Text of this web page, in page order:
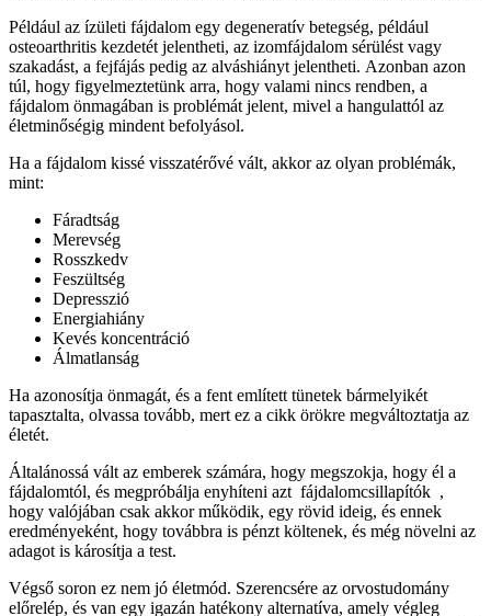
Például az ízületi fájdalom egy degeneratív betegség, például
osteoarthritis kezdetét jelentheti, az izomfájdalom sérülést vagy
szakadást, a fejfájás pedig az alváshiányt jelentheti. Azonban azon
túl, hogy figyelmeztetünk arra, hogy valami nincs rendben, a
fájdalom önmagában is problémát jelent, mivel a hangulattól az
életminőségig mindent befolyásol.
Ha a fájdalom kissé visszatérővé vált, akkor az olyan problémák,
mint:
Fáradtság
Merevség
Rosszkedv
Feszültség
Depresszió
Energiahiány
Kevés koncentráció
Álmatlanság
Ha azonosítja önmagát, és a fent említett tünetek bármelyikét
tapasztalta, olvassa tovább, mert ez a cikk örökre megváltoztatja az
életét.
Általánossá vált az emberek számára, hogy megszokja, hogy él a
fájdalomtól, és megpróbálja enyhíteni azt fájdalomcsillapítók ,
hogy valójában csak akkor működik, egy rövid ideig, és ennek
eredményeként, hogy továbbra is pénzt költenek, és még növelni az
adagot is károsítja a test.
Végső soron ez nem jó életmód. Szerencsére az orvostudomány
előrelép, és van egy igazán hatékony alternatíva, amely végleg